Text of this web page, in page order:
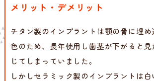
メリット・デメリット
チタン製のインプラントは顎の骨に埋
色のため、長年使用し歯茎が下がると見
じてしまっていました。
しかしセラミック製のインプラントは